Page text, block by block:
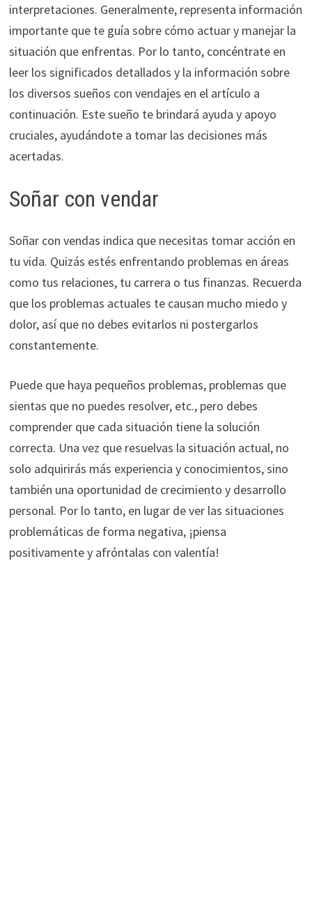
interpretaciones. Generalmente, representa información
importante que te guía sobre cómo actuar y manejar la
situación que enfrentas. Por lo tanto, concéntrate en
leer los significados detallados y la información sobre
los diversos sueños con vendajes en el artículo a
continuación. Este sueño te brindará ayuda y apoyo
cruciales, ayudándote a tomar las decisiones más
acertadas.
Soñar con vendar
Soñar con vendas indica que necesitas tomar acción en
tu vida. Quizás estés enfrentando problemas en áreas
como tus relaciones, tu carrera o tus finanzas. Recuerda
que los problemas actuales te causan mucho miedo y
dolor, así que no debes evitarlos ni postergarlos
constantemente.
Puede que haya pequeños problemas, problemas que
sientas que no puedes resolver, etc., pero debes
comprender que cada situación tiene la solución
correcta. Una vez que resuelvas la situación actual, no
solo adquirirás más experiencia y conocimientos, sino
también una oportunidad de crecimiento y desarrollo
personal. Por lo tanto, en lugar de ver las situaciones
problemáticas de forma negativa, ¡piensa
positivamente y afróntalas con valentía!